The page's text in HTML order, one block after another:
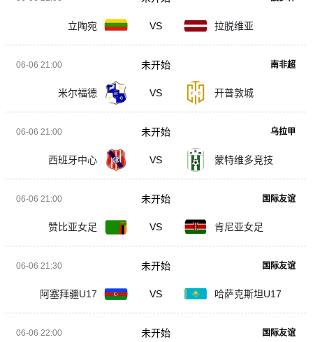
立陶宛 VS 拉脱维亚
06-06 21:00 南非超
米尔福德 VS 开普敦城
未开始
06-06 21:00 乌拉甲
西班牙中心 VS 蒙特维多竞技
未开始
06-06 21:00 国际友谊
赞比亚女足 VS 肯尼亚女足
未开始
06-06 21:30 国际友谊
阿塞拜疆U17 VS 哈萨克斯坦U17
未开始
06-06 22:00 国际友谊
未开始